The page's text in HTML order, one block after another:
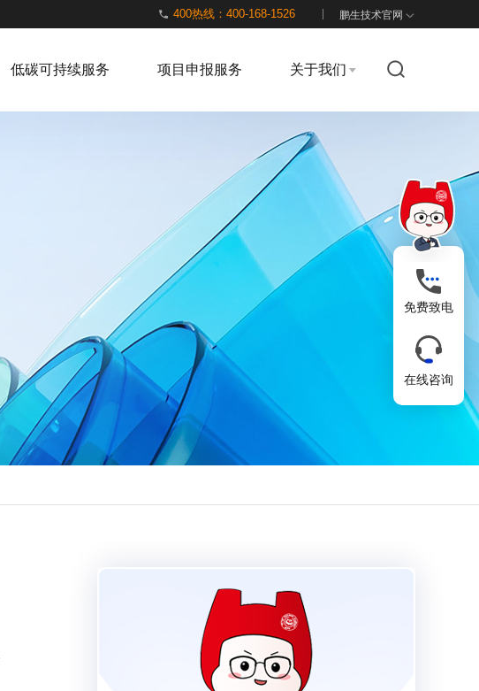
400热线：400-168-1526 鹏生技术官网
低碳可持续服务 项目申报服务 关于我们
免费致电
在线咨询